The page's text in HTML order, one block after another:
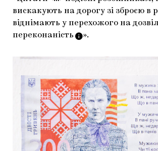
вискакують на дорогу зі зброєю в
віднімають у перехожого на
переконаність
».